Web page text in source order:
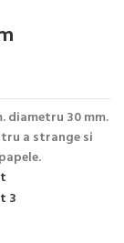
diametru 30 mm.
a strange si